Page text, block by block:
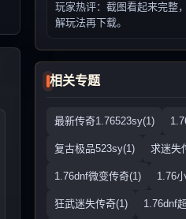
玩家热评：截图看起来完整
解玩法再下载。
相关专题
最新传奇1.76523sy(1)
复古极品523sy(1) 求迷失
1.76dnf微变传奇(1) 1.76
狂武迷失传奇(1) 1.76dnf